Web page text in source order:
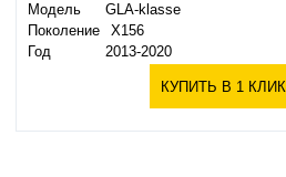
Модель
GLA-klasse
Поколение
X156
Год
2013-2020
КУПИТЬ В 1 КЛИК